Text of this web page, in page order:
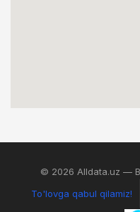
© 2026 Alldata.uz —
To'lovga qabul qilamiz!